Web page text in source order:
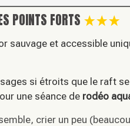
POINTS FORTS
sauvage et accessible
si étroits que le raft
une séance de rodéo
crier un peu